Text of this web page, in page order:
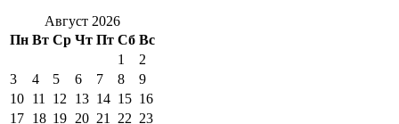
Август 2026
Пн Вт Ср Чт Пт Сб Вс
1
2
3
4 5 6 7 8
9
10 11 12 13 14 15 16
17 18 19 20 21 22 23